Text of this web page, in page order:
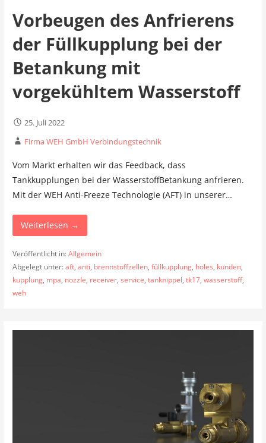
Vorbeugen des Anfrierens
der Füllkupplung bei der
Betankung mit
vorgekühltem Wasserstoff
25. Juli 2022
Firma WEH GmbH Verbindungstechnik
Vom Markt erhalten wir das Feedback, dass
Tankkupplungen bei der WasserstoffBetankung anfrieren.
Mit der WEH Anti-Freeze Technologie (AFT) in unserer…
Weiterlesen →
Veröffentlicht in:Allgemein
Abgelegt unter:aft, anti, brennstoffzellen, füllkupplung, holes, kunden,
kupplung, mpa, nozzle, receiver, service, tanknippel, tk17, wasserstoff,
weh